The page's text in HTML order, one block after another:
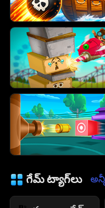
గేమ్ ట్యాగ్‌లు